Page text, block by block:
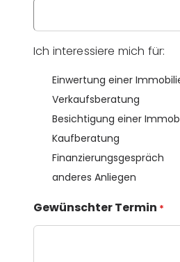
Ich interessiere mich für:
Einwertung einer
Verkaufsberatung
Besichtigung einer
Kaufberatung
Finanzierungsgespräch
anderes Anliegen
Gewünschter Termin *